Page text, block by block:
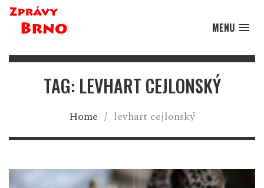
MENU
TAG: LEVHART CEJLONSKÝ
Home / levhart cejlonský